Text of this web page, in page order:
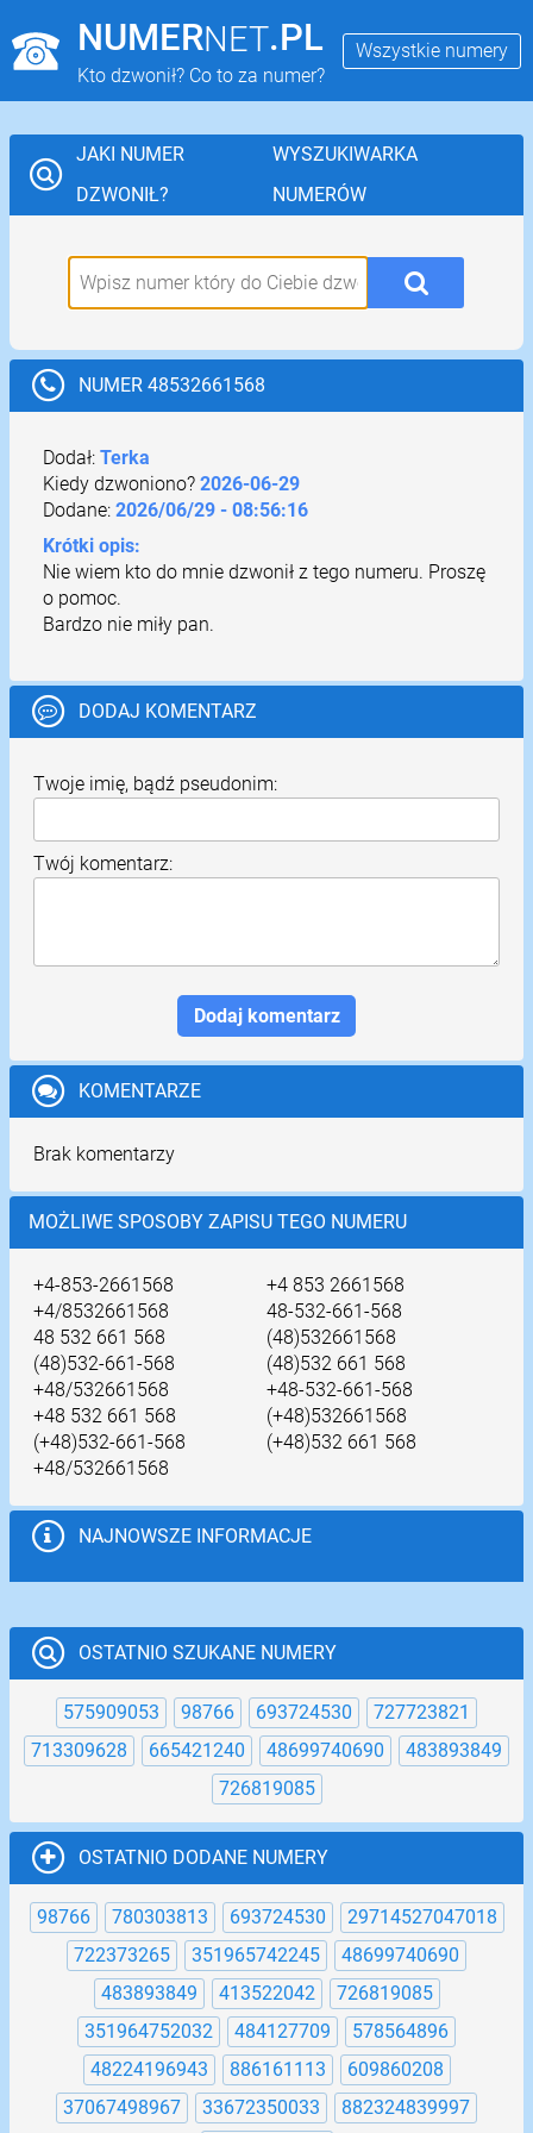
NUMERNET.PL
Kto dzwonił? Co to za numer?
Wszystkie numery
JAKI NUMER
DZWONIŁ?
WYSZUKIWARKA
NUMERÓW
NUMER 48532661568
Dodał: Terka
Kiedy dzwoniono? 2026-06-29
Dodane: 2026/06/29 - 08:56:16
Krótki opis:
Nie wiem kto do mnie dzwonił z tego numeru. Proszę
o pomoc.
Bardzo nie miły pan.
DODAJ KOMENTARZ
Twoje imię, bądź pseudonim:
Twój komentarz:
KOMENTARZE
Brak komentarzy
MOŻLIWE SPOSOBY ZAPISU TEGO NUMERU
+4-853-2661568
+4 853 2661568
+4/8532661568
48-532-661-568
48 532 661 568
(48)532661568
(48)532-661-568
(48)532 661 568
+48/532661568
+48-532-661-568
+48 532 661 568
(+48)532661568
(+48)532-661-568
(+48)532 661 568
+48/532661568
NAJNOWSZE INFORMACJE
OSTATNIO SZUKANE NUMERY
575909053 98766 693724530
727723821
713309628
665421240 48699740690
483893849
726819085
OSTATNIO DODANE NUMERY
98766 780303813 693724530
29714527047018
722373265
351965742245
48699740690
483893849
413522042
726819085
351964752032
484127709
578564896
48224196943
886161113
609860208
37067498967
33672350033 882324839997